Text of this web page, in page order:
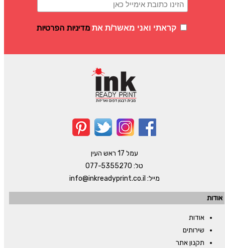
קראתי ואני מאשר/ת את מדיניות הפרטיות
עמל 17 ראש העין
טל: 077-5355270
מייל: info@inkreadyprint.co.il
אודות
אודות
שירותים
תקנון אתר